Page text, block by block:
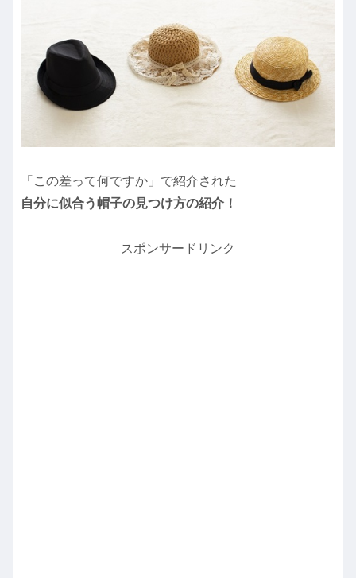
「この差って何ですか」で紹介された
自分に似合う帽子の見つけ方の紹介！
スポンサードリンク